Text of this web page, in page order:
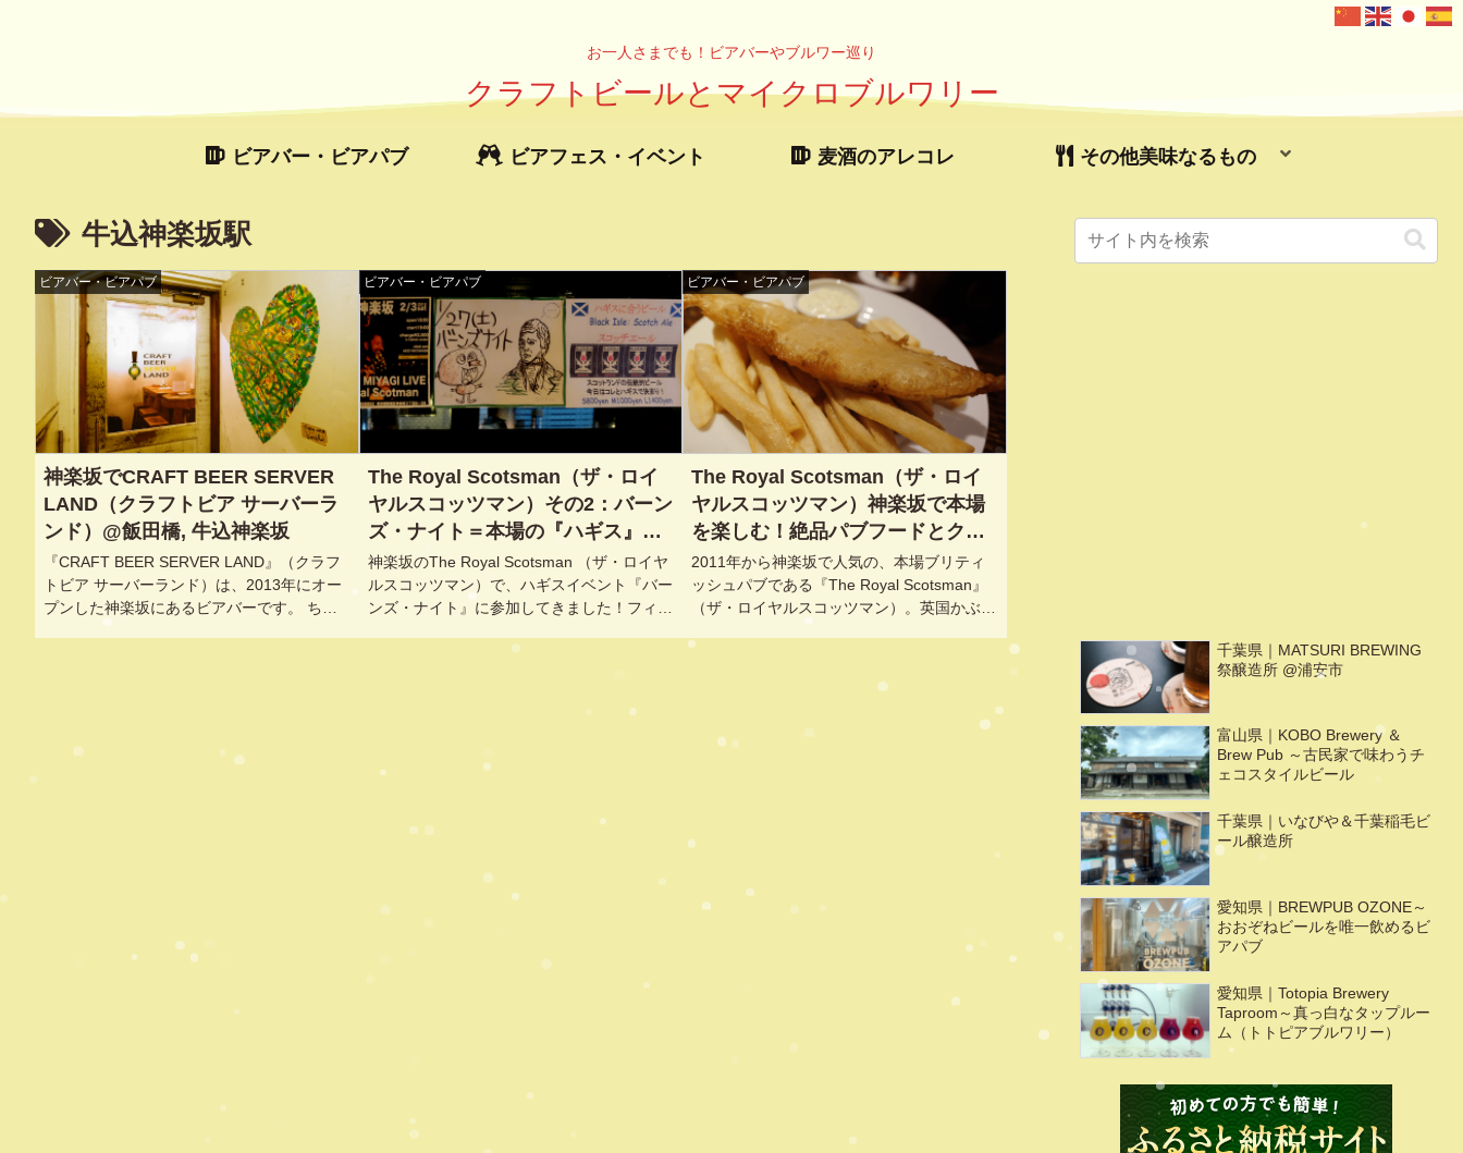
お一人さまでも！ビアバーやブルワー巡り
クラフトビールとマイクロブルワリー
ビアバー・ビアパブ ビアフェス・イベント 麦酒のアレコレ その他美味なるもの
牛込神楽坂駅
ビアバー・ビアパブ
神楽坂でCRAFT BEER SERVER
LAND（クラフトビア サーバーラ
ンド）@飯田橋, 牛込神楽坂
『CRAFT BEER SERVER LAND』（クラフ
トビア サーバーランド）は、2013年にオー
プンした神楽坂にあるビアバーです。 ちょ
ビアバー・ビアパブ
The Royal Scotsman（ザ・ロイ
ヤルスコッツマン）その2：バーン
ズ・ナイト＝本場の『ハギス』で
偉大な詩人を称えよう！@東京, 飯
田橋, 牛込神楽坂
神楽坂のThe Royal Scotsman （ザ・ロイヤ
ルスコッツマン）で、ハギスイベント『バー
ンズ・ナイト』に参加してきました！フィッ
なかなか食べられないハギス！
ビアバー・ビアパブ
The Royal Scotsman（ザ・ロイ
ヤルスコッツマン）神楽坂で本場
を楽しむ！絶品パブフードとクラ
フトビール@東京, 飯田橋, 牛込神
楽坂
2011年から神楽坂で人気の、本場ブリティ
ッシュパブである『The Royal Scotsman』
（ザ・ロイヤルスコッツマン）。英国かぶれ
千葉県｜MATSURI BREWING
祭醸造所 @浦安市
富山県｜KOBO Brewery ＆
Brew Pub ～古民家で味わうチ
ェコスタイルビール
千葉県｜いなびや＆千葉稲毛ビ
ール醸造所
愛知県｜BREWPUB OZONE～
おおぞねビールを唯一飲めるビ
アパブ
愛知県｜Totopia Brewery
Taproom～真っ白なタップルー
ム（トトピアブルワリー）